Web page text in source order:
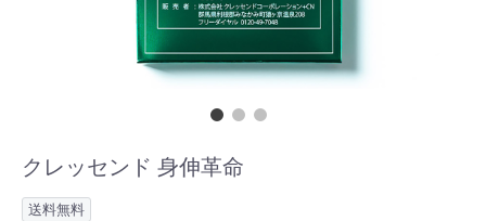
クレッセンド 身伸革命
送料無料